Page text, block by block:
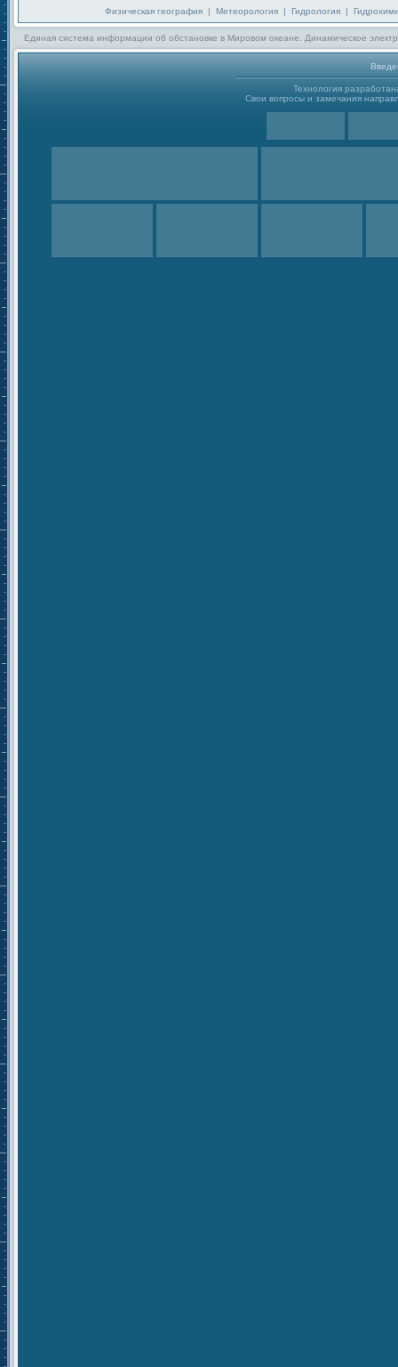
Физическая география | Метеорология | Гидрология |
Единая система информации об обстановке в Мировом океане. Динамическое
Технология
Свои вопросы и замечания